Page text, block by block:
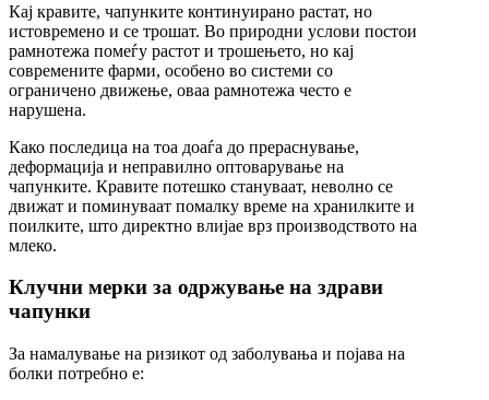
Кај кравите, чапунките континуирано растат, но
истовремено и се трошат. Во природни услови постои
рамнотежа помеѓу растот и трошењето, но кај
современите фарми, особено во системи со
ограничено движење, оваа рамнотежа често е
нарушена.
Како последица на тоа доаѓа до прераснување,
деформација и неправилно оптоварување на
чапунките. Кравите потешко стануваат, неволно се
движат и поминуваат помалку време на хранилките и
поилките, што директно влијае врз производството на
млеко.
Клучни мерки за одржување на здрави
чапунки
За намалување на ризикот од заболувања и појава на
болки потребно е: